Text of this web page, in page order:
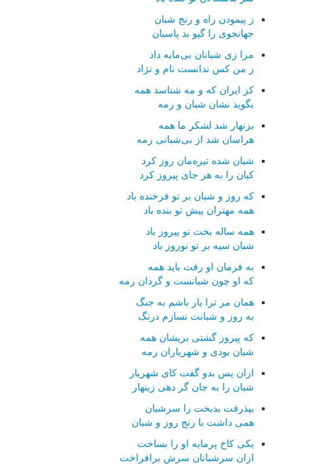
ز پیمودن راه و رنج شبان
جهانجوی را گیو بد پاسبان
مرا زی شبانان بی‌مایه داد
ز من کس ندانست نام و نژاد
کز ایران که و مه شناسد همه
بگوید نشان شبان و رمه
بزنهار شد لشکر ما همه
هراسان شد از بی‌شبانی رمه
شبان شده تیره‌مان روز کرد
کیان را به هر جای پیروز کرد
که روز و شبان بر تو فرخنده باد
همه مهتران پیش تو بنده باد
همه ساله بخت تو پیروز باد
شبان سیه بر تو نوروز باد
به فرمان او رفت باید همه
که او چون شبانست و گردان رمه
همان مر ترا یار باشم به جنگ
به روز و شبانت نسازم درنگ
که پیروز گشتی بریشان همه
شبان بودی و شهریاران رمه
ازان پس بدو گفت کای شهریار
شبان را به جان گر دهی زینهار
بپذرفت بدبخت را سرشبان
همی داشت با رنج روز و شبان
یکی کاخ پرمایه او را بساخت
ازان سرشبانان سرش برافراخت